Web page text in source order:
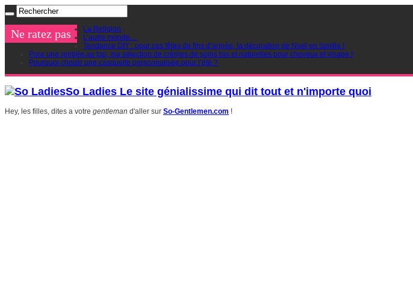
Ne ratez pas
La Religion
L’autre monde…
Tendance DIY : pour ces fêtes de fins d’année, la décoration de Noel en famille !
Pour une rentrée au top, ma sélection de crèmes de soins bio et naturelles pour cheveux et visage !
Pourquoi choisir une casquette personnalisée pour l’été ?
So Ladies Le site génialissime qui dit tout et n'importe quoi
Hey, les filles, dites a votre gentleman d'aller sur So-Gentlemen.com !